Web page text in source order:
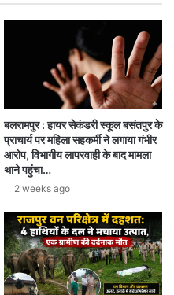
बलरामपुर : हायर सेकंडरी स्कूल बसंतपुर के
प्राचार्य पर महिला सहकर्मी ने लगाया गंभीर
आरोप, विभागीय लापरवाही के बाद मामला
थाने पहुंचा…
2 weeks ago